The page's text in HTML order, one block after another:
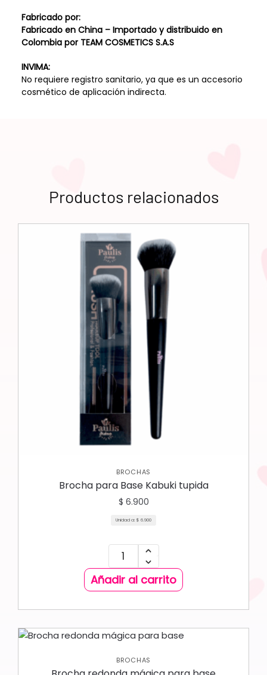
Fabricado por:
Fabricado en China– Importado y distribuido en
Colombia por TEAM COSMETICS S.A.S
INVIMA:
No requiere registro sanitario, ya que es un accesorio
cosmético de aplicación indirecta.
Productos relacionados
BROCHAS
Brocha para Base Kabuki tupida
$ 6.900
Unidad a: $ 6.900
Añadir al carrito
BROCHAS